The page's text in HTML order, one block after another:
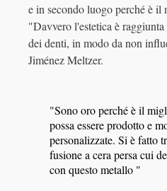
e in secondo luogo perché è il
"Davvero l'estetica è
dei denti, in modo da non
Jiménez Meltzer.
"Sono oro perché è il
possa essere prodotto e
personalizzate. Si è fatto
fusione a cera persa cui
con questo metallo "